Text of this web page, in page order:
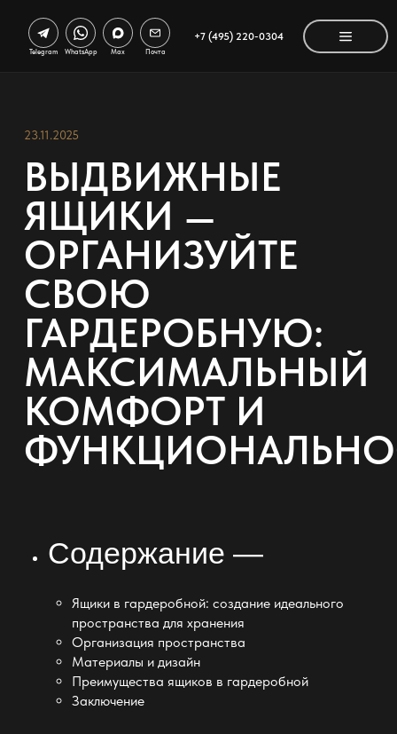
+7 (495) 220-0304
Telegram WhatsApp Max Почта
23.11.2025
ВЫДВИЖНЫЕ
ЯЩИКИ —
ОРГАНИЗУЙТЕ
СВОЮ
ГАРДЕРОБНУЮ:
МАКСИМАЛЬНЫЙ
КОМФОРТ И
Содержание —
Ящики в гардеробной: создание идеального
пространства для хранения
Организация пространства
Материалы и дизайн
Преимущества ящиков в гардеробной
Заключение